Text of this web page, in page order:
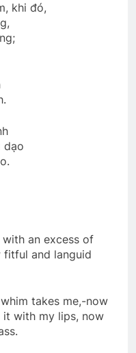
– Chương 8
Võ Thiện Trung K24
anh Vĩnh Long 1965
2 Years Ago
khi đó,
dạo
an excess of
and languid
takes me,-now
with my lips, now